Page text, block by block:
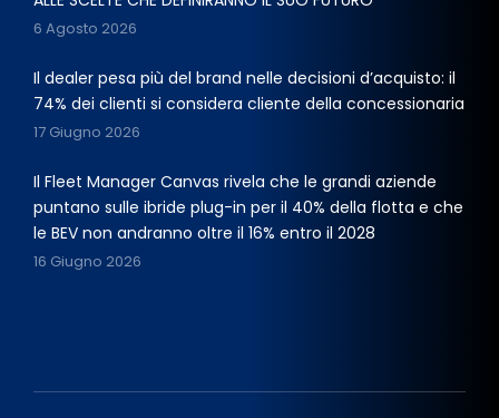
6 Agosto 2026
Il dealer pesa più del brand nelle decisioni d’acquisto: il
74% dei clienti si considera cliente della concessionaria
17 Giugno 2026
Il Fleet Manager Canvas rivela che le grandi aziende
puntano sulle ibride plug-in per il 40% della flotta e che
le BEV non andranno oltre il 16% entro il 2028
16 Giugno 2026